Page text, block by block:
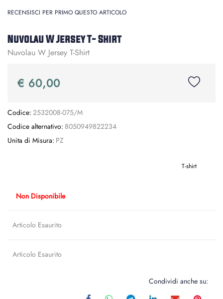
RECENSISCI PER PRIMO QUESTO ARTICOLO
Nuvolau W Jersey T- Shirt
Nuvolau W Jersey T-Shirt
€ 60,00
Codice: 2532008-075/M
Codice alternativo: 8050949822234
Unita di Misura: PZ
T-shirt
Non Disponibile
Articolo Esaurito
Articolo Esaurito
Condividi anche su: